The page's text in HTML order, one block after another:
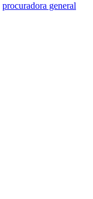
procuradora general